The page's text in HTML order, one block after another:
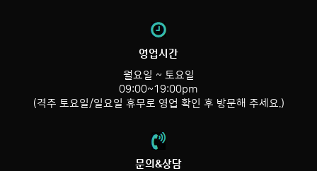
영업시간
월요일 ~ 토요일
09:00~19:00pm
(격주 토요일/일요일 휴무로 영업 확인 후 방문해 주세요.)
문의&상담